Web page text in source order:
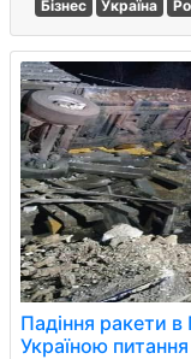
Бізнес Україна
Падіння ракети
Україною питання